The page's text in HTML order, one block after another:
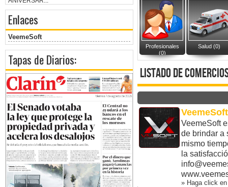
Enlaces
VeemeSoft
Tapas de Diarios:
Profesionales
(0)
Salud (0)
listado de
VeemeSoft
de brindar a
mismo
la
» Haga click